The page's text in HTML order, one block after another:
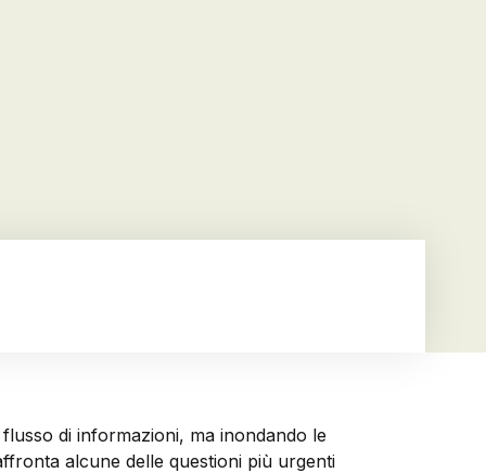
di informazioni, ma inondando le
alcune delle questioni più urgenti